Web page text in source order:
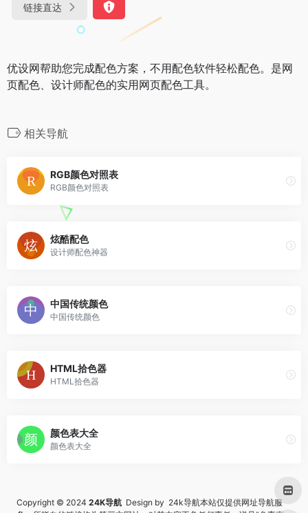
链接直达
优设网帮助您完成配色方案，不用配色软件轻松配色。是网
页配色、设计师配色的实用网页配色工具。
相关导航
RGB颜色对照表
RGB颜色对照表
炫酷配色
设计师配色神器
中国传统颜色
中国传统颜色
HTML拾色器
HTML拾色器
颜色表大全
颜色表大全
Copyright © 2024 24K导航 Design by 24k导航本站仅提供网址导航服